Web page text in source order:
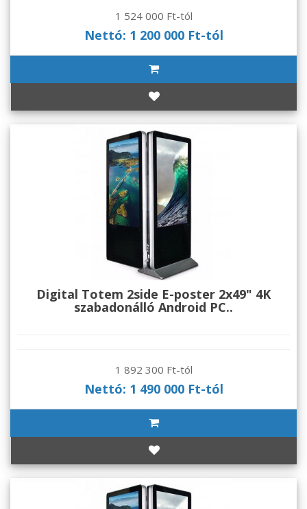
1 524 000 Ft-tól
Nettó: 1 200 000 Ft-tól
Digital Totem 2side E-poster 2x49" 4K
szabadonálló Android PC..
1 892 300 Ft-tól
Nettó: 1 490 000 Ft-tól